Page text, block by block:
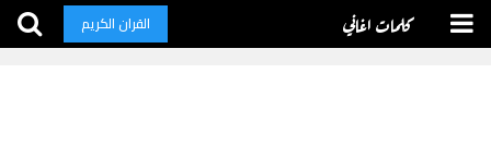
كلمات اغاني القران الكريم